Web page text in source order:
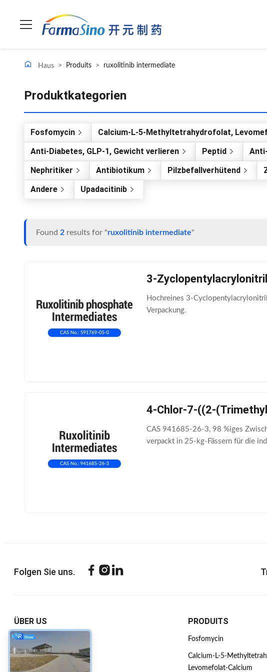
Haus > Produits > ruxolitinib intermediate
Produktkategorien
Fosfomycin Calcium-L-5-Methyltetrahydrofolat,
Anti-Diabetes, GLP-1, Gewicht verlieren
Peptid
Nephritiker
Antibiotikum Pilzbefallverhütend
Andere
Upadacitinib
Found 2 results for "ruxolitinib intermediate"
3-
Hochreines 3-
Verpackung.
4-Chlor-7-((2-
CAS 941685-26-3, 98 %iges
verpackt in 25-kg-Fässern für die
Folgen Sie uns.
ÜBER US
Unternehmensprofil
Werksbesichtigung
PRODUITS
Fosfomycin
Calcium-L-5-
Levomefolat-Calcium